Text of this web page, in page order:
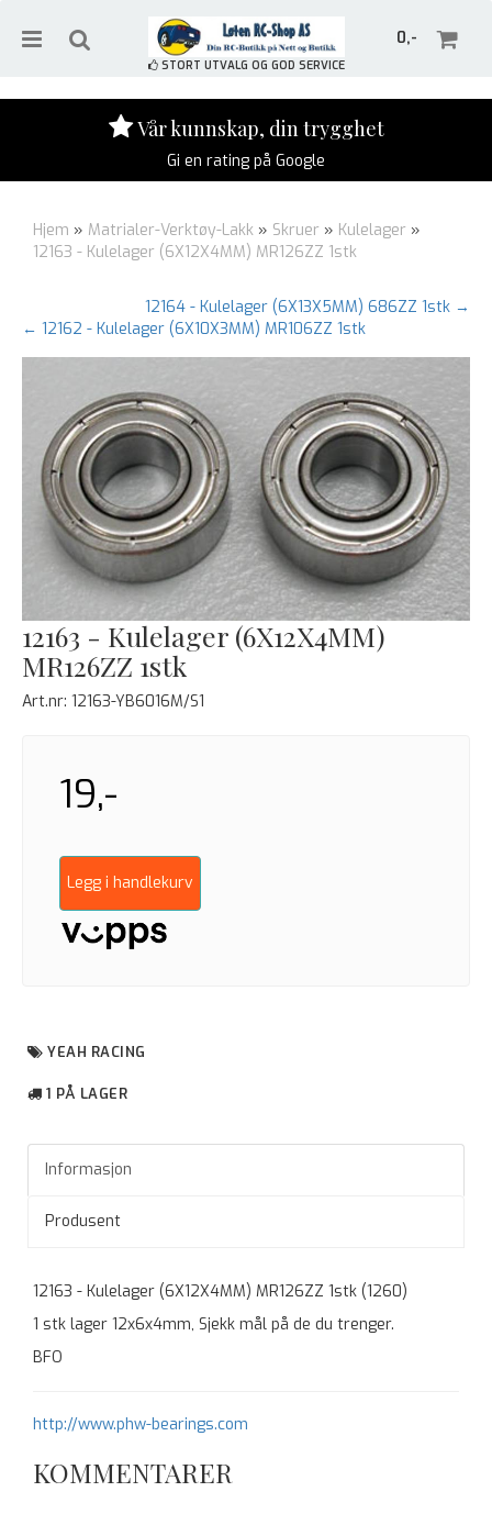
0,-
STORT UTVALG OG GOD SERVICE
Vår kunnskap, din trygghet
Gi en rating på Google
Hjem » Matrialer-Verktøy-Lakk » Skruer » Kulelager »
12163 - Kulelager (6X12X4MM) MR126ZZ 1stk
12164 - Kulelager (6X13X5MM) 686ZZ 1stk →
← 12162 - Kulelager (6X10X3MM) MR106ZZ 1stk
12163 - Kulelager (6X12X4MM)
MR126ZZ 1stk
Art.nr: 12163-YB6016M/S1
19,-
Legg i handlekurv
YEAH RACING
1 PÅ LAGER
Informasjon
Produsent
12163 - Kulelager (6X12X4MM) MR126ZZ 1stk (1260)
1 stk lager 12x6x4mm, Sjekk mål på de du trenger.
BFO
http://www.phw-bearings.com
KOMMENTARER
Trykk ENTER for å søke